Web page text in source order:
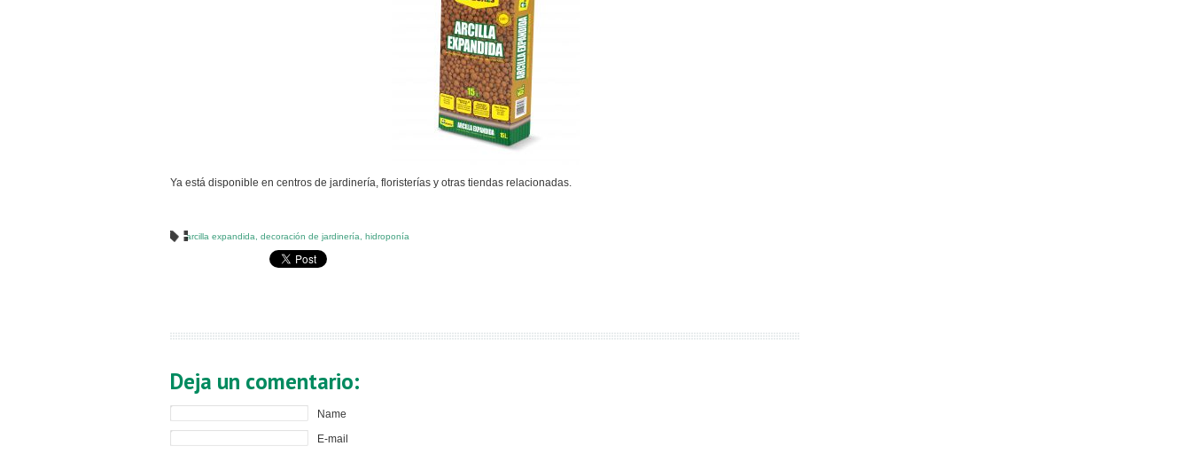
Ya está disponible en centros de jardinería, floristerías y otras tiendas relacionadas.
arcilla expandida decoración de jardinería hidroponía
Deja un comentario:
Name
E-mail